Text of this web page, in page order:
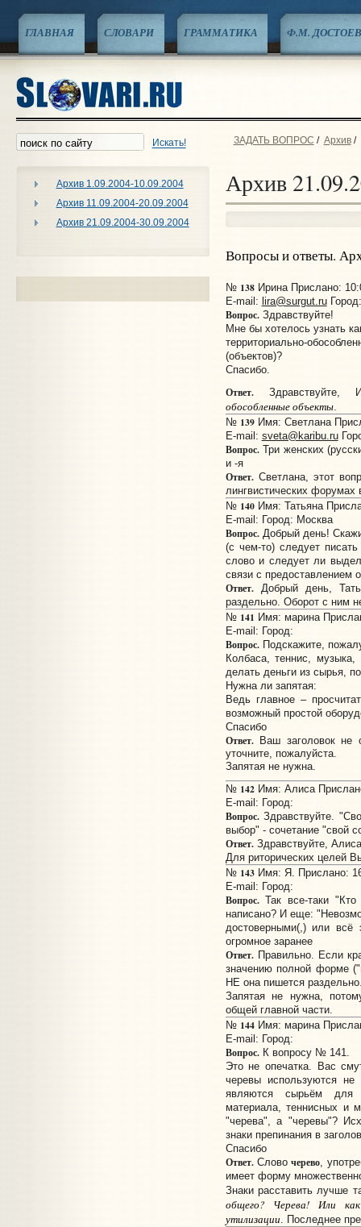
ГЛАВНАЯ СЛОВАРИ ГРАММАТИКА Ф.М.
Искать!
Архив 1.09.2004-10.09.2004
Архив 11.09.2004-20.09.2004
Архив 21.09.2004-30.09.2004
ЗАДАТЬ ВОПРОС / Архив/
Архив
Вопросы и ответы.
№ 138Ирина Прислано:
E-mail: lira@surgut.ru
Вопрос.Здравствуйте!
Мне бы хотелось узнать
территориально-
(объектов)?
Спасибо.
Ответ.Здравствуйте,
обособленные объекты.
№ 139Имя: Светлана
E-mail: sveta@karibu.ru
Вопрос.Три женских
и -я
Ответ.Светлана, этот
лингвистических форумах
№ 140Имя: Татьяна
E-mail: Город: Москва
Вопрос.Добрый день!
(с чем-то) следует
слово и следует ли
связи с предоставлением
Ответ.Добрый день,
раздельно. Оборот с ним
№ 141 Имя: марина
E-mail: Город:
Вопрос.Подскажите,
Колбаса, теннис,
делать деньги из сырья,
Нужна ли запятая:
Ведь главное –
возможный простой
Спасибо
Ответ.Ваш заголовок не
уточните, пожалуйста.
Запятая не нужна.
№ 142Имя: Алиса
E-mail: Город:
Вопрос.Здравствуйте.
выбор" - сочетание "свой
Ответ.Здравствуйте,
Для риторических целей
№ 143Имя: Я. Прислано:
E-mail: Город:
Вопрос.Так все-таки "Кто
написано? И еще:
достоверными(,) или всё
огромное заранее
Ответ.Правильно. Если
значению полной форме
НЕ она пишется
Запятая не нужна,
общей главной части.
№ 144Имя: марина
E-mail: Город:
Вопрос.К вопросу № 141.
Это не опечатка. Вас
черевы используются
являются сырьём для
материала, теннисных и
"черева", а "черевы"?
знаки препинания в
Спасибо
Ответ.Словочерево,
имеет форму
Знаки расставить лучше
общего? Черева! Или
утилизации. Последнее